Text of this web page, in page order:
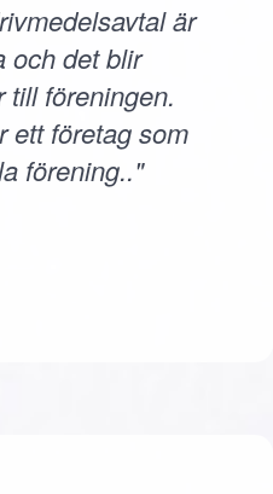
är
och det blir
till föreningen.
ett företag som
förening.."